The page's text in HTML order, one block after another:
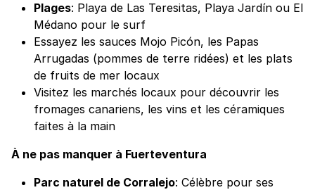
Plages: Playa de Las Teresitas, Playa Jardín ou El
Médano pour le surf
Essayez les sauces Mojo Picón, les Papas
Arrugadas (pommes de terre ridées) et les plats
de fruits de mer locaux
Visitez les marchés locaux pour découvrir les
fromages canariens, les vins et les céramiques
faites à la main
À ne pas manquer à Fuerteventura
Parc naturel de Corralejo: Célèbre pour ses